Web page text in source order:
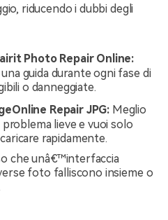
riducendo i dubbi degli
Photo Repair Online:
guida durante ogni fase di
o danneggiate.
Repair JPG: Meglio
lieve e vuoi solo
rapidamente.
che unâ€™interfaccia
foto falliscono insieme o